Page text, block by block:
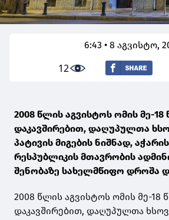
6:43 • 8 აგვისტო,
12
2008 წლის აგვისტოს ომის მე-
დაკავშირებით, დაღუპულთა
პატივის მიგების ნიშნად,
რესპუბლიკის მთავრობის
შენობაზე სახელმწიფო დროშა
2008 წლის აგვისტოს ომის მე-18
დაკავშირებით, დაღუპულთა